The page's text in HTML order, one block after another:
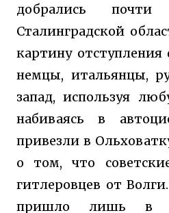
добрались
Сталинградской
картину
немцы, итальянцы,
запад, используя
набиваясь в
привезли в
о том, что
гитлеровцев от
пришло лишь в